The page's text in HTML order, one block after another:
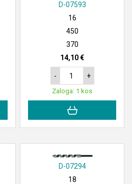
D-07593
16
450
370
14,10 €
- +
Zaloga: 1 kos
D-07294
18